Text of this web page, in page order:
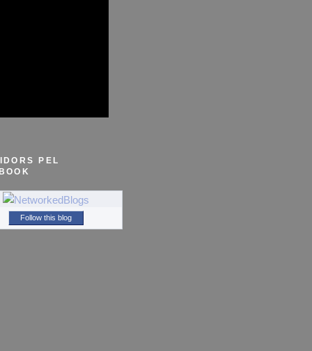
PEL
Follow this blog